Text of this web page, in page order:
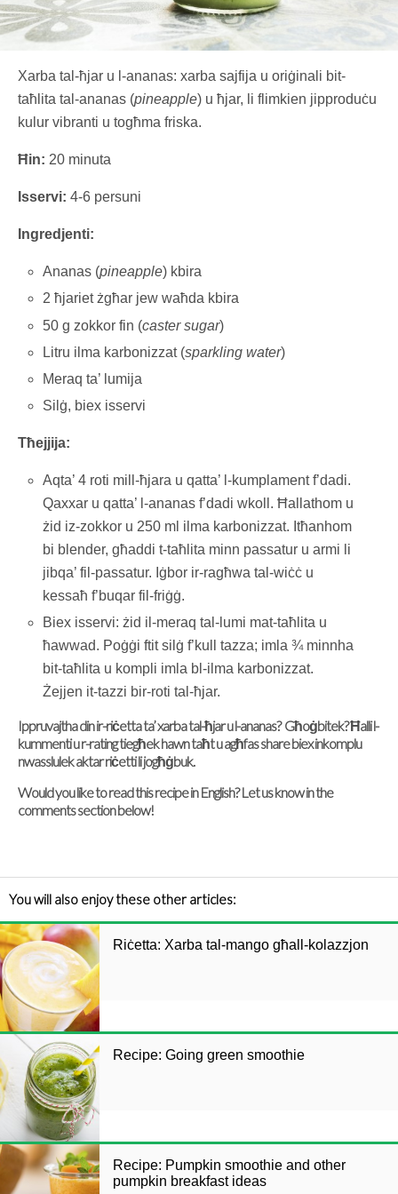
Xarba tal-ħjar u l-ananas: xarba sajfija u oriġinali bit-
taħlita tal-ananas (pineapple) u ħjar, li flimkien jipproduċu
kulur vibranti u togħma friska.
Ħin: 20 minuta
Isservi: 4-6 persuni
Ingredjenti:
Ananas (pineapple) kbira
2 ħjariet żgħar jew waħda kbira
50 g zokkor fin (caster sugar)
Litru ilma karbonizzat (sparkling water)
Meraq ta’ lumija
Silġ, biex isservi
Tħejjija:
Aqta’ 4 roti mill-ħjara u qatta’ l-kumplament f’dadi.
Qaxxar u qatta’ l-ananas f’dadi wkoll. Ħallathom u
żid iz-zokkor u 250 ml ilma karbonizzat. Itħanhom
bi blender, għaddi t-taħlita minn passatur u armi li
jibqa’ fil-passatur. Iġbor ir-ragħwa tal-wiċċ u
kessaħ f’buqar fil-friġġ.
Biex isservi: żid il-meraq tal-lumi mat-taħlita u
ħawwad. Poġġi ftit silġ f’kull tazza; imla ¾ minnha
bit-taħlita u kompli imla bl-ilma karbonizzat.
Żejjen it-tazzi bir-roti tal-ħjar.
Ippruvajtha din ir-riċetta ta’ xarba tal-ħjar u l-ananas? Għoġbitek? Ħalli l-
kummenti u r-rating tiegħek hawn taħt u agħfas share biex inkomplu
nwasslulek aktar riċetti li jogħġbuk.
Would you like to read this recipe in English? Let us know in the
comments section below!
You will also enjoy these other articles:
Riċetta: Xarba tal-mango għall-kolazzjon
Recipe: Going green smoothie
Recipe: Pumpkin smoothie and other
pumpkin breakfast ideas